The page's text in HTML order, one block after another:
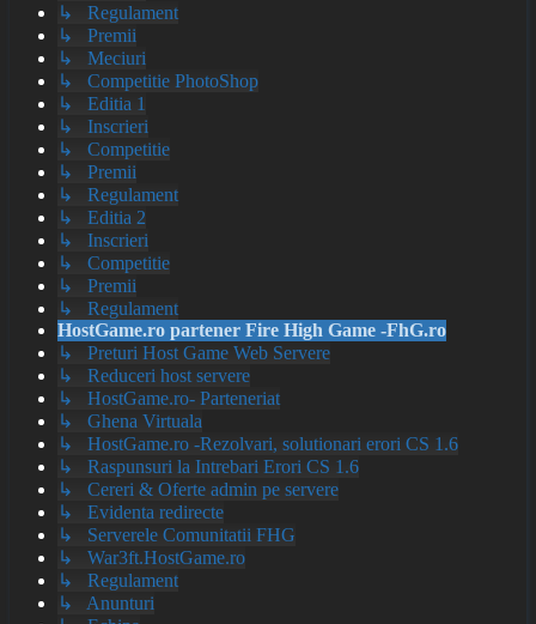
↳ Regulament
↳ Premii
↳ Meciuri
↳ Competitie PhotoShop
↳ Editia 1
↳ Inscrieri
↳ Competitie
↳ Premii
↳ Regulament
↳ Editia 2
↳ Inscrieri
↳ Competitie
↳ Premii
↳ Regulament
HostGame.ro partener Fire High Game -FhG.ro
↳ Preturi Host Game Web Servere
↳ Reduceri host servere
↳ HostGame.ro- Parteneriat
↳ Ghena Virtuala
↳ HostGame.ro -Rezolvari, solutionari erori CS 1.6
↳ Raspunsuri la Intrebari Erori CS 1.6
↳ Cereri & Oferte admin pe servere
↳ Evidenta redirecte
↳ Serverele Comunitatii FHG
↳ War3ft.HostGame.ro
↳ Regulament
↳ Anunturi